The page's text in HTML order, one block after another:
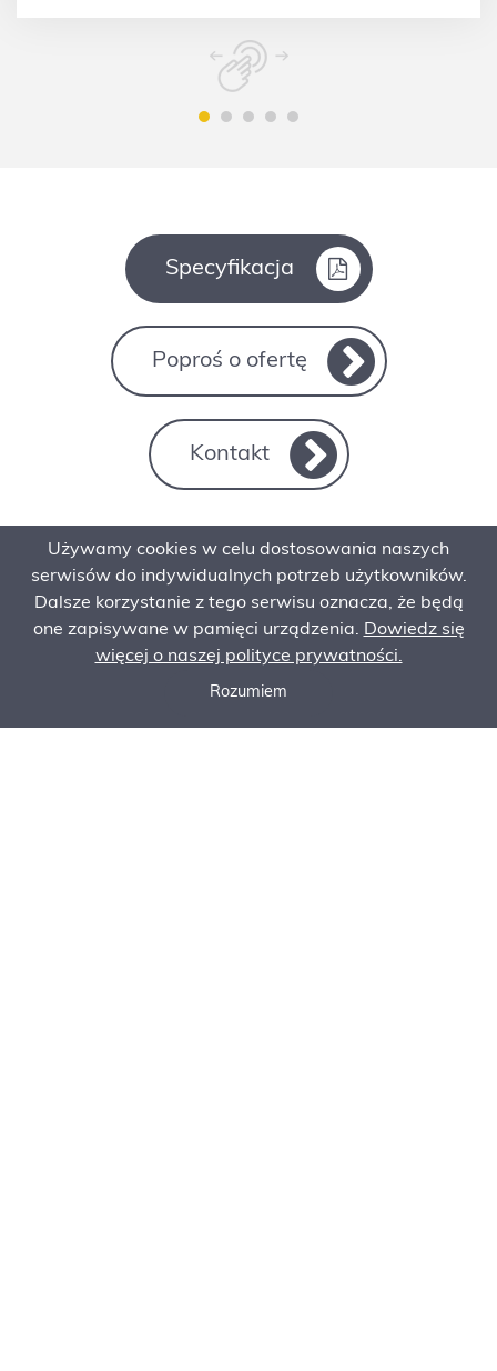
Specyfikacja
Poproś o ofertę
Kontakt
Używamy cookies w celu dostosowania naszych
serwisów do indywidualnych potrzeb użytkowników.
Dalsze korzystanie z tego serwisu oznacza, że będą
one zapisywane w pamięci urządzenia. Dowiedz się
więcej o naszej polityce prywatności.
Rozumiem